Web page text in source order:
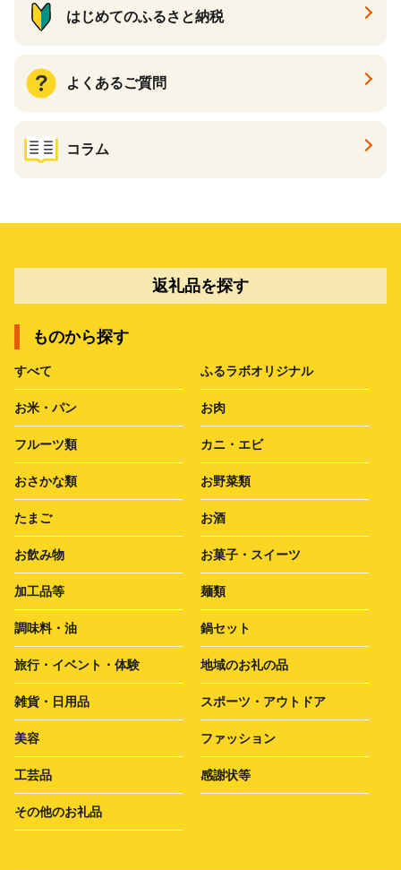
はじめてのふるさと納税
よくあるご質問
コラム
返礼品を探す
ものから探す
すべて ふるラボオリジナル
お米・パン お肉
フルーツ類 カニ・エビ
おさかな類 お野菜類
たまご お酒
お飲み物 お菓子・スイーツ
加工品等 麺類
調味料・油 鍋セット
旅行・イベント・体験 地域のお礼の品
雑貨・日用品 スポーツ・アウトドア
美容 ファッション
工芸品 感謝状等
その他のお礼品